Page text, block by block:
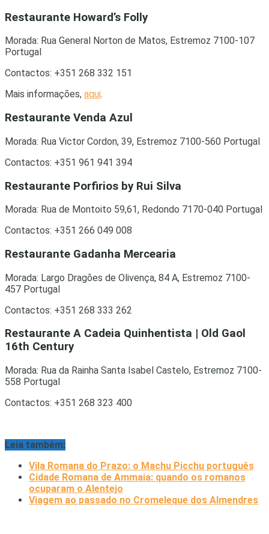
Restaurante Howard’s Folly
Morada: Rua General Norton de Matos, Estremoz 7100-107
Portugal
Contactos: +351 268 332 151
Mais informações, aqui.
Restaurante Venda Azul
Morada: Rua Victor Cordon, 39, Estremoz 7100-560 Portugal
Contactos: +351 961 941 394
Restaurante Porfirios by Rui Silva
Morada: Rua de Montoito 59,61, Redondo 7170-040 Portugal
Contactos: +351 266 049 008
Restaurante Gadanha Mercearia
Morada: Largo Dragões de Olivença, 84 A, Estremoz 7100-
457 Portugal
Contactos: +351 268 333 262
Restaurante A Cadeia Quinhentista | Old Gaol
16th Century
Morada: Rua da Rainha Santa Isabel Castelo, Estremoz 7100-
558 Portugal
Contactos: +351 268 323 400
Leia também:
Vila Romana do Prazo: o Machu Picchu português
Cidade Romana de Ammaia: quando os romanos
ocuparam o Alentejo
Viagem ao passado no Cromeleque dos Almendres